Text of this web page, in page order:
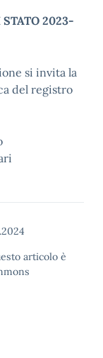
2023-
si invita la
del registro
articolo è